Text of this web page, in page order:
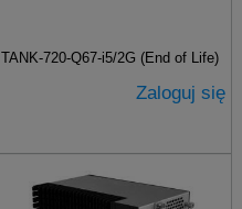
TANK-720-Q67-i5/2G (End of Life)
Zaloguj się